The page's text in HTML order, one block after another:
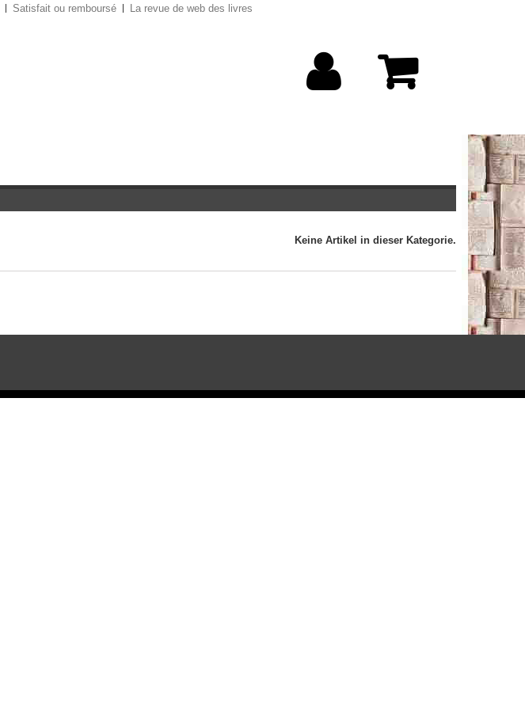
Satisfait ou remboursé La revue de web des livres
Keine Artikel in dieser Kategorie.